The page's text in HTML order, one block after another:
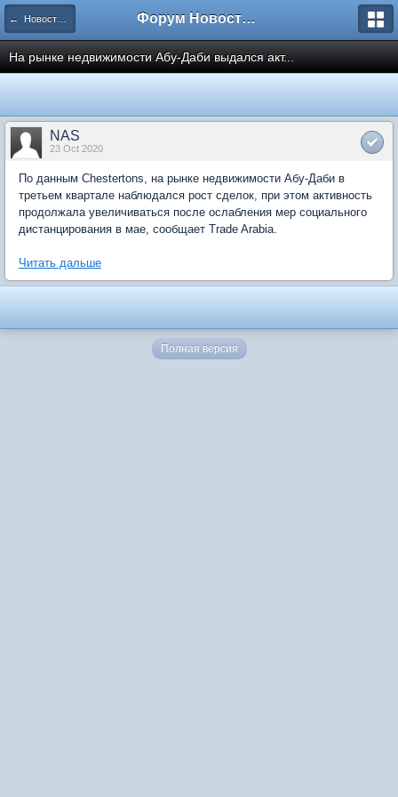
← Новости рынка недвижимости Форум Новостройки
На рынке недвижимости Абу-Даби выдался акт...
NAS
23 Oct 2020
По данным Chestertons, на рынке недвижимости Абу-Даби в
третьем квартале наблюдался рост сделок, при этом активность
продолжала увеличиваться после ослабления мер социального
дистанцирования в мае, сообщает Trade Arabia.
Читать дальше
Полная версия